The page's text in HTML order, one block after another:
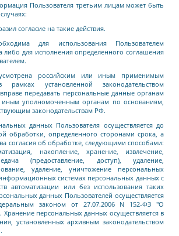
Пользователя третьим лицам может быть
согласие на такие действия.
для использования Пользователем
либо для исполнения определенного соглашения
российским или иным применимым
рамках установленной законодательством
передавать персональные данные органам
иным уполномоченным органам по основаниям,
законодательствам РФ.
данных Пользователя осуществляется до
обработки, определенного сторонами срока, а
согласия об обработке, следующими способами:
накопление, хранение, извлечение,
(предоставление, доступ), удаление,
удаление, уничтожение персональных
системах персональных данных с
автоматизации или без использования таких
данных Пользователей осуществляется
законом от 27.07.2006 N 152-ФЗ "О
персональных данных осуществляется в
установленных архивным законодательством